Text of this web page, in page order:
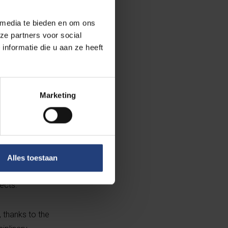
te bieden en om ons
partners voor social
die u aan ze heeft
Marketing
Alles toestaan
Yvon
initiative on
climate and
EU Digital
thanks to the